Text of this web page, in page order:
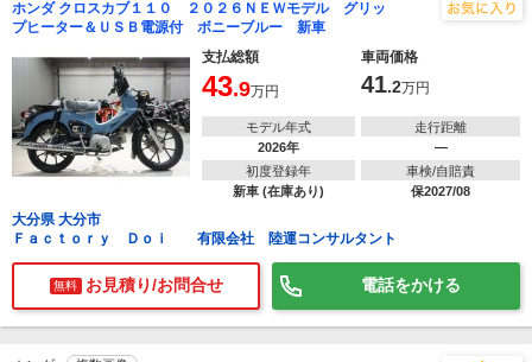
ホンダ クロスカブ１１０ ２０２６ＮＥＷモデル グリッ
プヒーター＆ＵＳＢ電源付 ボニーブルー 新車
支払総額
車両価格
43.9万円 41.2万円
モデル年式
2026年
走行距離
―
初度登録年
新車 (在庫あり)
車検/自賠責
保2027/08
大分県 大分市
Ｆａｃｔｏｒｙ Ｄｏｉ 有限会社 陸運コンサルタント
無料 お見積り/お問合せ 電話をかける